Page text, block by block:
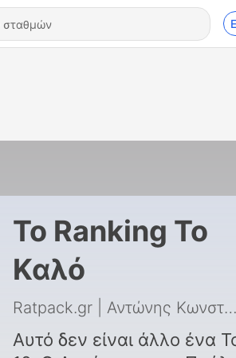
Το Ranking Το
Καλό
Ratpack.gr | Αντώνης Κωνσταντάρας & Παύλος Τουμπέκης
Αυτό δεν είναι άλλο ένα